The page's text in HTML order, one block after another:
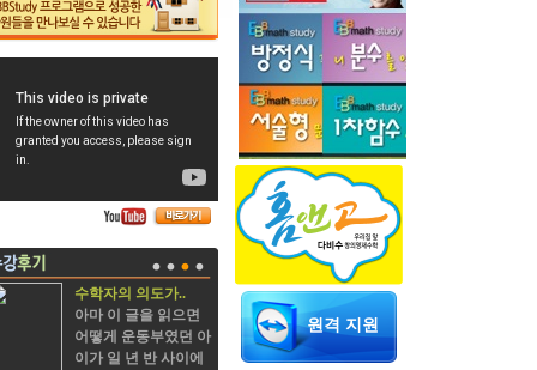
수학자의 의도가..
아마 이 글을 읽으면
어떻게 운동부였던 아
이가 일 년 반 사이에
원격 지원